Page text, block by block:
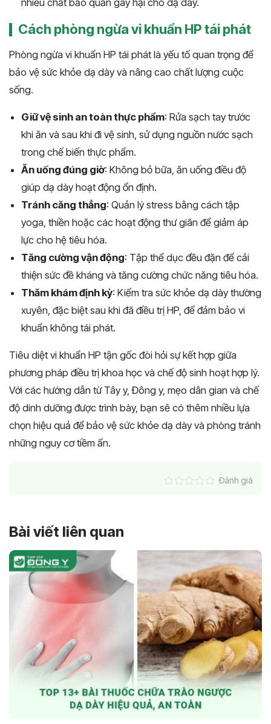
nhiều chất bảo quản gây hại cho dạ dày.
Cách phòng ngừa vi khuẩn HP tái phát
Phòng ngừa vi khuẩn HP tái phát là yếu tố quan trọng để
bảo vệ sức khỏe dạ dày và nâng cao chất lượng cuộc
sống.
Giữ vệ sinh an toàn thực phẩm: Rửa sạch tay trước
khi ăn và sau khi đi vệ sinh, sử dụng nguồn nước sạch
trong chế biến thực phẩm.
Ăn uống đúng giờ: Không bỏ bữa, ăn uống điều độ
giúp dạ dày hoạt động ổn định.
Tránh căng thẳng: Quản lý stress bằng cách tập
yoga, thiền hoặc các hoạt động thư giãn để giảm áp
lực cho hệ tiêu hóa.
Tăng cường vận động: Tập thể dục đều đặn để cải
thiện sức đề kháng và tăng cường chức năng tiêu hóa.
Thăm khám định kỳ: Kiểm tra sức khỏe dạ dày thường
xuyên, đặc biệt sau khi đã điều trị HP, để đảm bảo vi
khuẩn không tái phát.
Tiêu diệt vi khuẩn HP tận gốc đòi hỏi sự kết hợp giữa
phương pháp điều trị khoa học và chế độ sinh hoạt hợp lý.
Với các hướng dẫn từ Tây y, Đông y, mẹo dân gian và chế
độ dinh dưỡng được trình bày, bạn sẽ có thêm nhiều lựa
chọn hiệu quả để bảo vệ sức khỏe dạ dày và phòng tránh
những nguy cơ tiềm ẩn.
Đánh giá
Bài viết liên quan